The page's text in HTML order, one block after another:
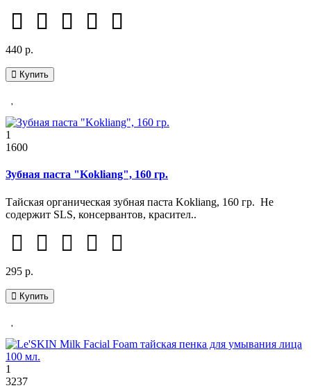
440 р.
Купить
1
1600
Зубная паста "Kokliang", 160 гр.
Тайская органическая зубная паста Kokliang, 160 гр. Не
содержит SLS, консервантов, красител..
295 р.
Купить
1
3237